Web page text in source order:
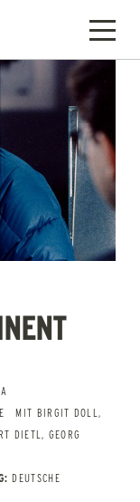
A
MIT BIRGIT DOLL,
DIETL, GEORG
DEUTSCHE